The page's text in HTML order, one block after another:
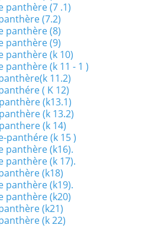
panthère (7 .1)
(7.2)
panthère (8)
panthère (9)
panthère (k 10)
panthère (k 11 - 1 )
11.2)
( K 12)
(k13.1)
(k 13.2)
(k 14)
panthére (k 15 )
panthère (k16).
panthère (k 17).
(k18)
panthère (k19).
panthère (k20)
(k21)
(k 22)